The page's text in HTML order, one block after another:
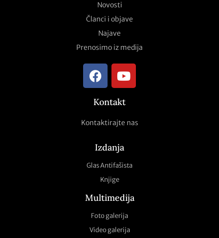
Novosti
Članci i objave
Najave
Prenosimo iz medija
Kontakt
Kontaktirajte nas
Izdanja
Glas Antifašista
Knjige
Multimedija
Foto galerija
Video galerija